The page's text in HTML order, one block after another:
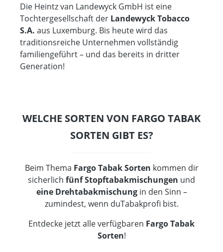
Die Heintz van Landewyck GmbH ist eine
Tochtergesellschaft der Landewyck Tobacco
S.A. aus Luxemburg. Bis heute wird das
traditionsreiche Unternehmen vollständig
familiengeführt – und das bereits in dritter
Generation!
WELCHE SORTEN VON FARGO TABAK
SORTEN GIBT ES?
Beim Thema Fargo Tabak Sorten kommen dir
sicherlich fünf Stopftabakmischungen und
eine Drehtabakmischungin den Sinn –
zumindest, wenn duTabakprofi bist.
Entdecke jetzt alle verfügbaren Fargo Tabak
Sorten!